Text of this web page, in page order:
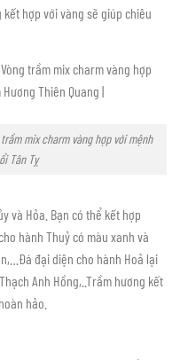
hợp với vàng sẽ giúp chiêu
mix charm vàng hợp với mệnh
Tân Tỵ
và Hỏa. Bạn có thể kết hợp
hành Thuỷ có màu xanh và
đại diện cho hành Hoả lại
Anh Hồng,..Trầm hương kết
hảo.